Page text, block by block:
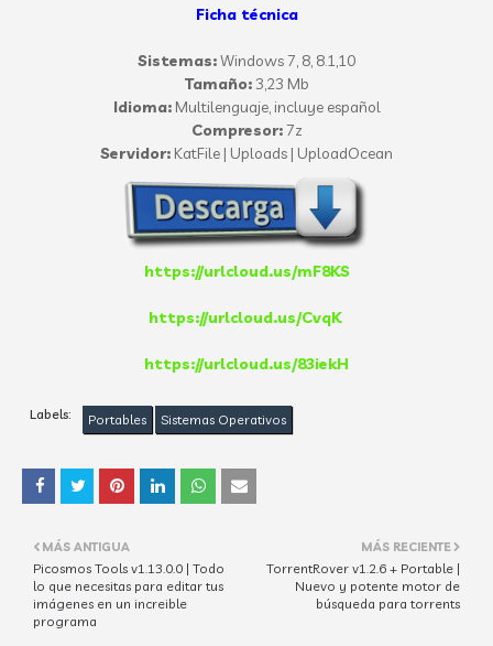
Ficha técnica
Sistemas:Windows7, 8, 8.1,10
Tamaño:3,23 Mb
Idioma:Multilenguaje, incluye español
Compresor:7z
Servidor: KatFile | Uploads | UploadOcean
https://urlcloud.us/mF8KS
https://urlcloud.us/CvqK
https://urlcloud.us/83iekH
Labels: Portables Sistemas Operativos
MÁS RECIENTE
TorrentRover v1.2.6 + Portable |
Nuevo y potente motor de
búsqueda para torrents
MÁS ANTIGUA
Picosmos Tools v1.13.0.0 | Todo
lo que necesitas para editar tus
imágenes en un increible
programa